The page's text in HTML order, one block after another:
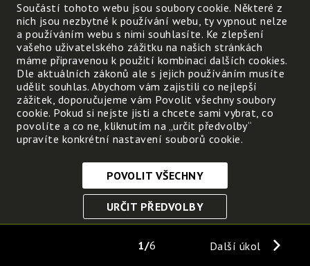
Změnil se svažitý povrch půdy s rostlinami?
Vyvoď závěr:
Další úkol
1 6
Součástí tohoto webu jsou soubory cookie. Některé z
nich jsou nezbytné k používání webu, ty vypnout nelze
a používáním webu s nimi souhlasíte. Ke zlepšení
vašeho uživatelského zážitku na našich stránkách
máme připravenou k použití kombinaci dalších cookies.
Dle aktuálních zákonů ale s jejich používáním musíte
udělit souhlas. Abychom vám zajistili co nejlepší
zážitek, doporučujeme vám Povolit všechny soubory
cookie. Pokud si nejste jisti a chcete sami vybrat, co
povolíte a co ne, kliknutím na „určit předvolby“
upravíte konkrétní nastavení souborů cookie.
Nezbytně nutné cookies
Tyto soubory cookie jsou nezbytné, abyste se mohli
funkce. Bez těchto cookies by webové stránky
POVOLIT VŠECHNY
URČIT PŘEDVOLBY